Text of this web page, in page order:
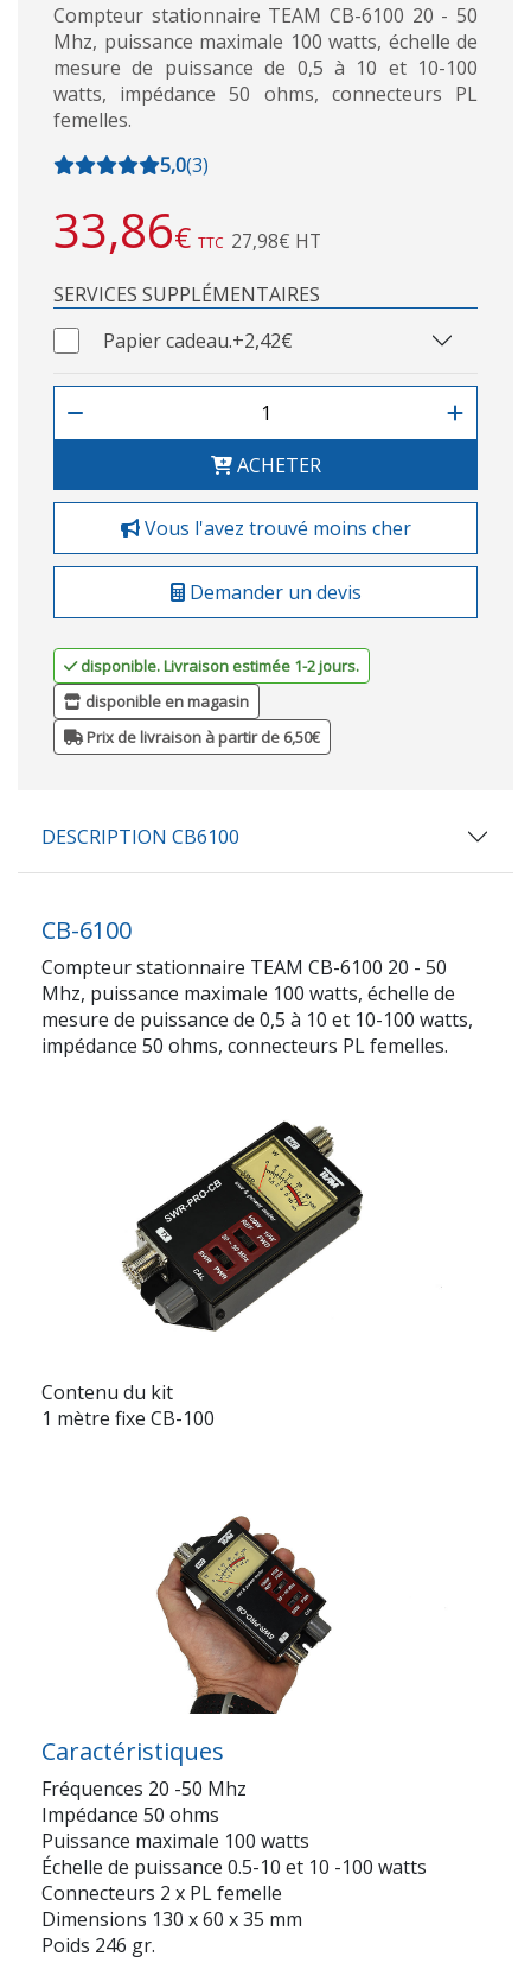
Compteur stationnaire TEAM CB-6100 20 - 50
Mhz, puissance maximale 100 watts, échelle de
mesure de puissance de 0,5 à 10 et 10-100
watts, impédance 50 ohms, connecteurs PL
femelles.
5,0(3)
33,86€ TTC 27,98€ HT
SERVICES SUPPLÉMENTAIRES
Papier cadeau.+2,42€
ACHETER
Vous l'avez trouvé moins cher
Demander un devis
disponible. Livraison estimée 1-2 jours.
disponible en magasin
Prix de livraison à partir de 6,50€
DESCRIPTION CB6100
CB-6100
Compteur stationnaire TEAM CB-6100 20 - 50
Mhz, puissance maximale 100 watts, échelle de
mesure de puissance de 0,5 à 10 et 10-100 watts,
impédance 50 ohms, connecteurs PL femelles.
Contenu du kit
1 mètre fixe CB-100
Caractéristiques
Fréquences 20 -50 Mhz
Impédance 50 ohms
Puissance maximale 100 watts
Échelle de puissance 0.5-10 et 10 -100 watts
Connecteurs 2 x PL femelle
Dimensions 130 x 60 x 35 mm
Poids 246 gr.